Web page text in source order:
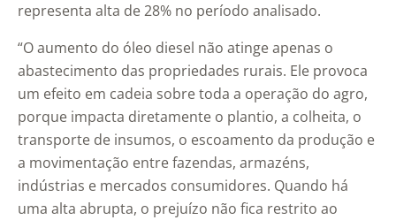
representa alta de 28% no período analisado.
“O aumento do óleo diesel não atinge apenas o
abastecimento das propriedades rurais. Ele provoca
um efeito em cadeia sobre toda a operação do agro,
porque impacta diretamente o plantio, a colheita, o
transporte de insumos, o escoamento da produção e
a movimentação entre fazendas, armazéns,
indústrias e mercados consumidores. Quando há
uma alta abrupta, o prejuízo não fica restrito ao